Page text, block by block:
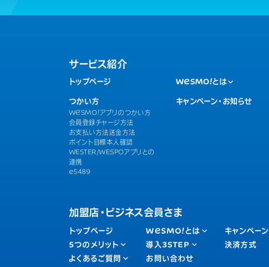
サービス紹介
トップページ WESMO!とは
つかい方
WESMO!アプリのつかい方
会員登録チャージ方法
お支払い方法送金方法
ポイント目標本人確認
WESTER/WESPOアプリとの
連携
e5489
キャンペーン・お知らせ
加盟店・ビジネス会員さま
トップページ WESMO!とは キャンペーン
5つのメリット
導入3STEP 決済方式
よくあるご質問
お問い合わせ